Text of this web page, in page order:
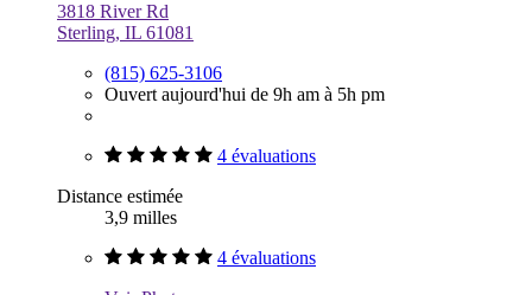
3818 River Rd
Sterling, IL 61081
(815) 625-3106
Ouvert aujourd'hui de 9h am à 5h pm
4 évaluations
Distance estimée
3,9 milles
4 évaluations